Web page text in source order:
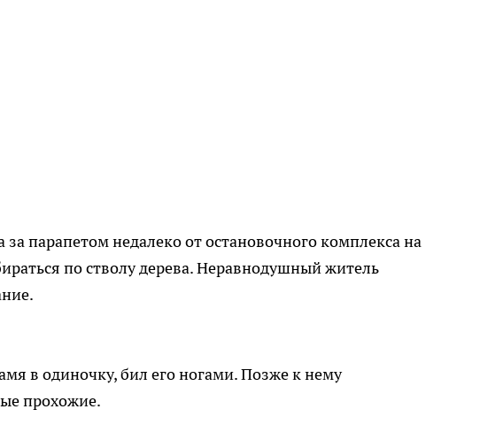
за парапетом недалеко от остановочного комплекса на
по стволу дерева. Неравнодушный житель
в одиночку, бил его ногами. Позже к нему
прохожие.